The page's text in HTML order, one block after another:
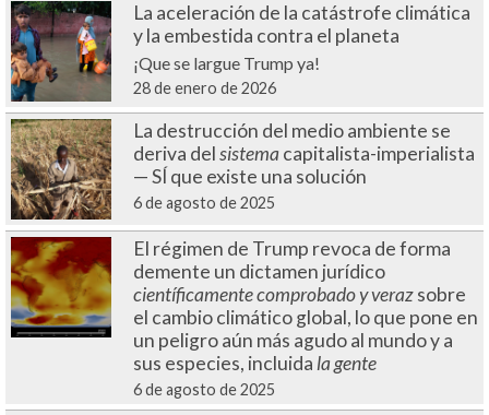
La aceleración de la catástrofe climática
y la embestida contra el planeta
¡Que se largue Trump ya!
28 de enero de 2026
La destrucción del medio ambiente se
deriva delsistema capitalista-imperialista
— SÍ que existe una solución
6 de agosto de 2025
El régimen de Trump revoca de forma
demente un dictamen jurídico
científicamente comprobado y verazsobre
el cambio climático global, lo que pone en
un peligro aún más agudo al mundo y a
sus especies, incluidala gente
6 de agosto de 2025